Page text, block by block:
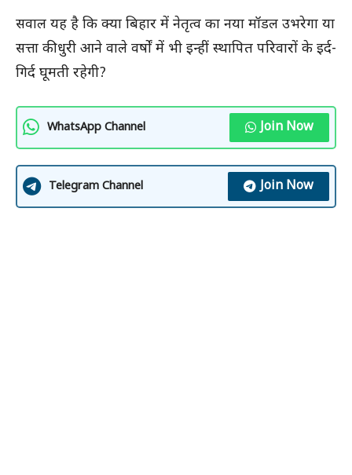
सवाल यह है कि क्या बिहार में नेतृत्व का नया मॉडल उभरेगा या
सत्ता की धुरी आने वाले वर्षों में भी इन्हीं स्थापित परिवारों के इर्द-
गिर्द घूमती रहेगी?
WhatsApp Channel Join Now
Telegram Channel Join Now